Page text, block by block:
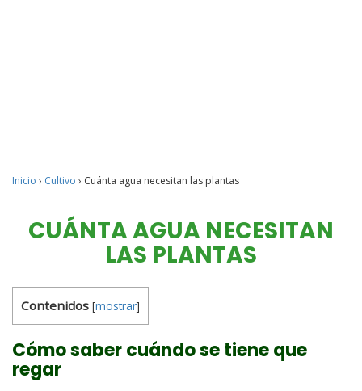
Inicio › Cultivo › Cuánta agua necesitan las plantas
CUÁNTA AGUA NECESITAN
LAS PLANTAS
Contenidos [mostrar]
Cómo saber cuándo se tiene que
regar